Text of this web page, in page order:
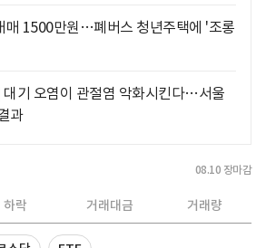
매 1500만원…폐버스 청년주택에 '조롱
대기 오염이 관절염 악화시킨다…서울
과
08.10 장마감
하락 거래대금 거래량